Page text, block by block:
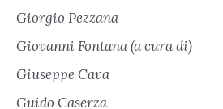
Giorgio Pezzana
Giovanni Fontana (a cura di)
Giuseppe Cava
Guido Caserza